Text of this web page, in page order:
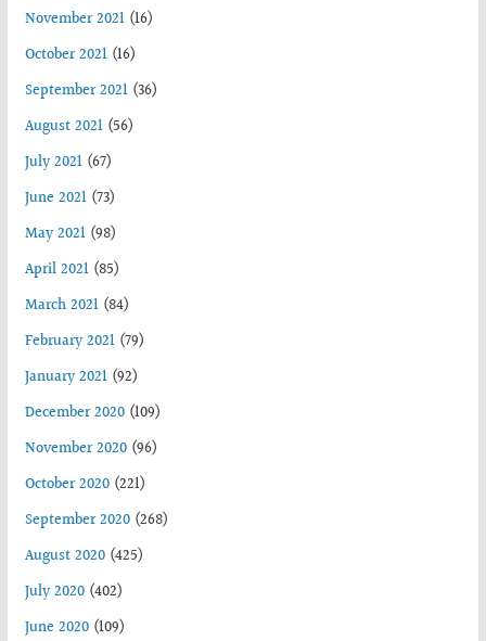
November 2021(16)
October 2021(16)
September 2021(36)
August 2021(56)
July 2021(67)
June 2021(73)
May 2021(98)
April 2021(85)
March 2021(84)
February 2021(79)
January 2021(92)
December 2020(109)
November 2020(96)
October 2020(221)
September 2020(268)
August 2020(425)
July 2020(402)
June 2020(109)